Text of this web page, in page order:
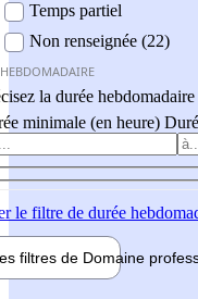
Temps partiel
Non renseignée (22)
la durée hebdomadaire
minimale (en heure)
le filtre de durée
filtres de Domaine pro